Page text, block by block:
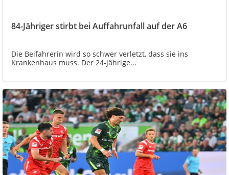
84-Jähriger stirbt bei Auffahrunfall auf der A6
Die Beifahrerin wird so schwer verletzt, dass sie ins
Krankenhaus muss. Der 24-jährige...